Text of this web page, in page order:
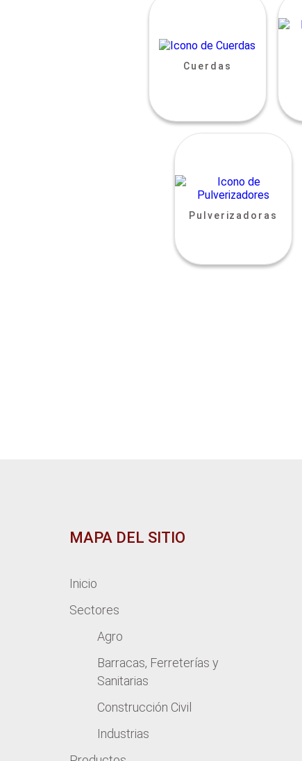
Cuerdas
Pulverizadoras
MAPA DEL SITIO
Inicio
Sectores
Agro
Barracas, Ferreterías y
Sanitarias
Construcción Civil
Industrias